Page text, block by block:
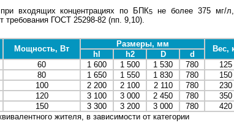
входящих концентрациях по БПК5
не более 375 мг/
ГОСТ 25298-82 (пп. 9,10).
Мощность, Вт
Размеры, мм
Вес,
hl h2 D
d
60 1 600 1 500 1 530 780
125
80 1 650 1 550 1 830 780
150
100 2 200 2 100 2 110 780
230
120 3 100 3 000 2 450 780
350
150 3 300 3 200 3 000 780
420
жителя, в зависимости от категории